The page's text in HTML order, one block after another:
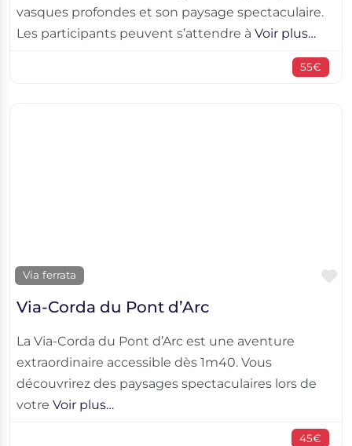
vasques profondes et son paysage spectaculaire.
Les participants peuvent s’attendre à Voir plus…
55€
Via ferrata
Via-Corda du Pont d’Arc
La Via-Corda du Pont d’Arc est une aventure
extraordinaire accessible dès 1m40. Vous
découvrirez des paysages spectaculaires lors de
votre Voir plus…
45€